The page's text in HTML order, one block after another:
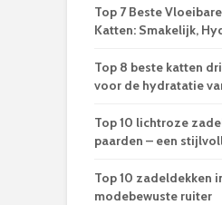
Top 7 Beste
Katten: Smakelijk,
Top 8 beste katten
voor de hydratatie
Top 10 lichtroze
paarden – een
Top 10 zadeldekken
modebewuste ruiter